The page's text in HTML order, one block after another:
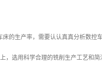
的生产率，需要认认真真分析数控
选用科学合理的铣削生产工艺和简